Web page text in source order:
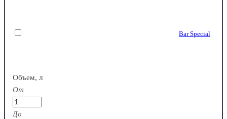
Bar Special
Объем, л
От
До